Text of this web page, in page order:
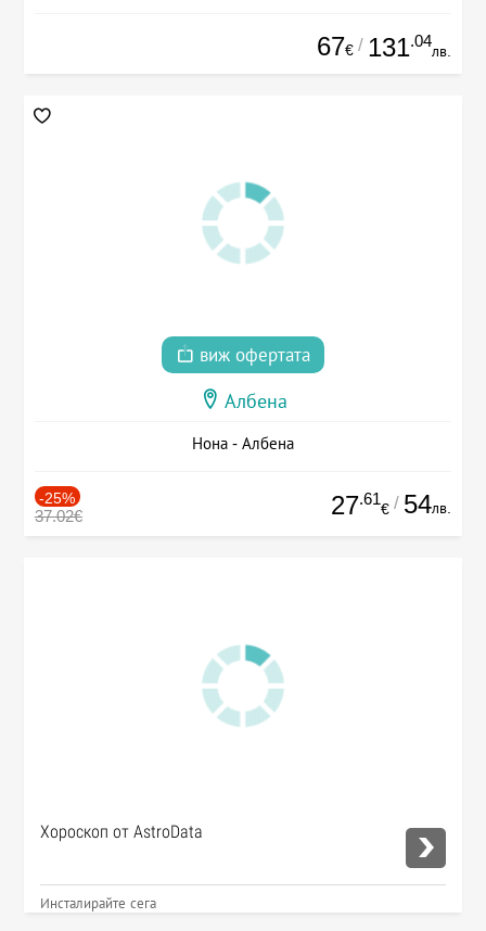
67€ / 131.04
лв.
виж офертата
Албена
Нона - Албена
-25%
37.02€ 27.61
€ / 54лв.
Хороскоп от AstroData
Инсталирайте сега